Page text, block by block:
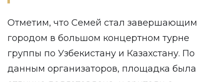
Отметим, что Семей стал завершающим
городом в большом концертном турне
группы по Узбекистану и Казахстану. По
данным организаторов, площадка была